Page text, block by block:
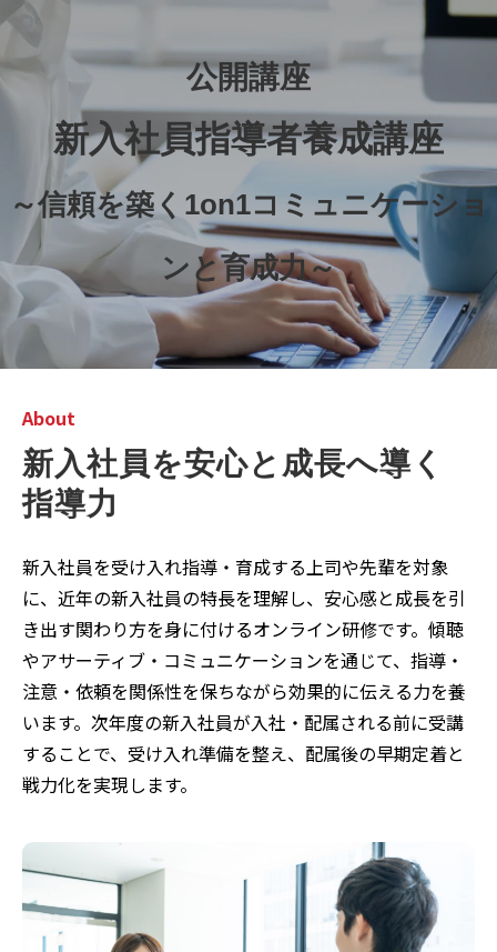
公開講座
新入社員指導者養成講座
～信頼を築く1on1コミュニケーショ
ンと育成力～
About
新入社員を安心と成長へ導く
指導力
新入社員を受け入れ指導・育成する上司や先輩を対象
に、近年の新入社員の特長を理解し、安心感と成長を引
き出す関わり方を身に付けるオンライン研修です。傾聴
やアサーティブ・コミュニケーションを通じて、指導・
注意・依頼を関係性を保ちながら効果的に伝える力を養
います。次年度の新入社員が入社・配属される前に受講
することで、受け入れ準備を整え、配属後の早期定着と
戦力化を実現します。